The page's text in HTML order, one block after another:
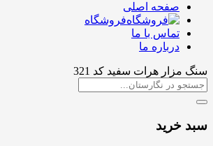
صفحه اصلی
فروشگاه
تماس با ما
درباره ما
سنگ مزار هرات سفید کد 321
سبد خرید